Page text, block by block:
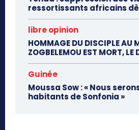
ressortissants africains
libre opinion
HOMMAGE DU DISCIPLE AU
ZOGBELEMOU EST MORT, LE
Guinée
Moussa Sow : « Nous
habitants de Sonfonia »